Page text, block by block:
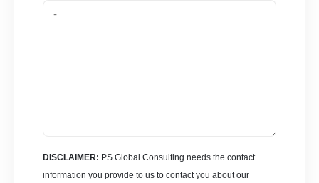
DISCLAIMER: PS Global Consulting needs the contact
information you provide to us to contact you about our